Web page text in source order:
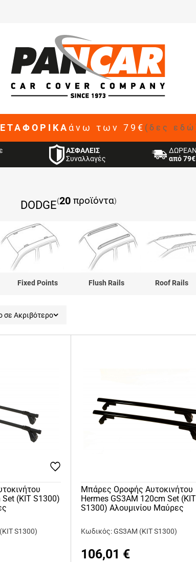
άνω των 79€ (δες
ΑΣΦΑΛΕΙΣ
Συναλλαγές
από
DODGE(20 προϊόντα)
Fixed Points Flush Rails Roof
σε Ακριβότερο
(KIT S1300)
S1300)
Μπάρες Οροφής Αυτοκινήτου
Hermes GS3AM 120cm Set (KIT
S1300) Αλουμινίου Μαύρες
Κωδικός: GS3AM (KIT S1300)
106,01 €